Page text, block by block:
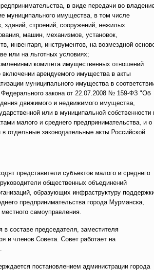
в виде передачи во
муниципального имущества, в том числе
зданий, строений, сооружений, нежилых
машин, механизмов, установок,
инвентаря, инструментов, на возмездной
или на льготных условиях;
комитета имущественных отношений
арендуемого имущества в акты
муниципального имущества в
Федерального закона от 22.07.2008 № 159-ФЗ "Об
движимого и недвижимого имущества,
или в муниципальной собственности
малого и среднего предпринимательства, и о
в отдельные законодательные акты Российской
представители субъектов малого и среднего
общественных объединений
образующих инфраструктуру
предпринимательства города Мурманска,
самоуправления.
составе председателя, заместителя
и членов Совета. Совет работает на
постановлением администрации города